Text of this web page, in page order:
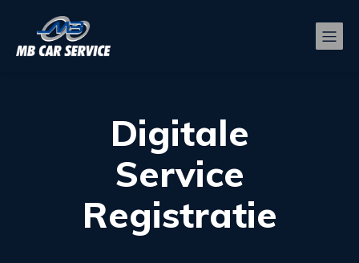
Digitale
Service
Registratie